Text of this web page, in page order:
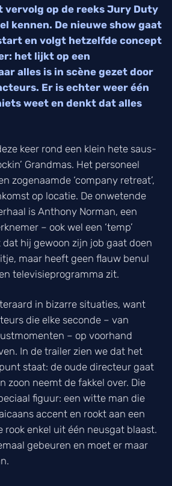
vervolg op de reeks Jury Duty
kennen. De nieuwe show gaat
en volgt hetzelfde concept
het lijkt op een
alles is in scène gezet door
Er is echter weer één
weet en denkt dat alles
keer rond een klein hete saus-
Grandmas. Het personeel
zogenaamde ‘company retreat’,
op locatie. De onwetende
is Anthony Norman, een
– ook wel een ‘temp’
hij gewoon zijn job gaat doen
maar heeft geen flauw benul
televisieprogramma zit.
in bizarre situaties, want
die elke seconde – van
– op voorhand
In de trailer zien we dat het
staat: de oude directeur gaat
zoon neemt de fakkel over. Die
figuur: een witte man die
accent en rookt aan een
rook enkel uit één neusgat blaast.
gebeuren en moet er maar